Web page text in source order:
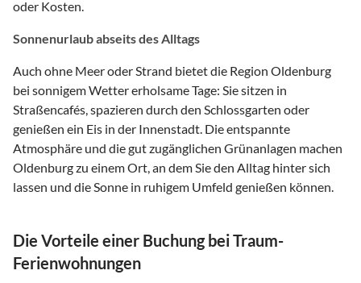
oder Kosten.
Sonnenurlaub abseits des Alltags
Auch ohne Meer oder Strand bietet die Region Oldenburg
bei sonnigem Wetter erholsame Tage: Sie sitzen in
Straßencafés, spazieren durch den Schlossgarten oder
genießen ein Eis in der Innenstadt. Die entspannte
Atmosphäre und die gut zugänglichen Grünanlagen machen
Oldenburg zu einem Ort, an dem Sie den Alltag hinter sich
lassen und die Sonne in ruhigem Umfeld genießen können.
Die Vorteile einer Buchung bei Traum-
Ferienwohnungen